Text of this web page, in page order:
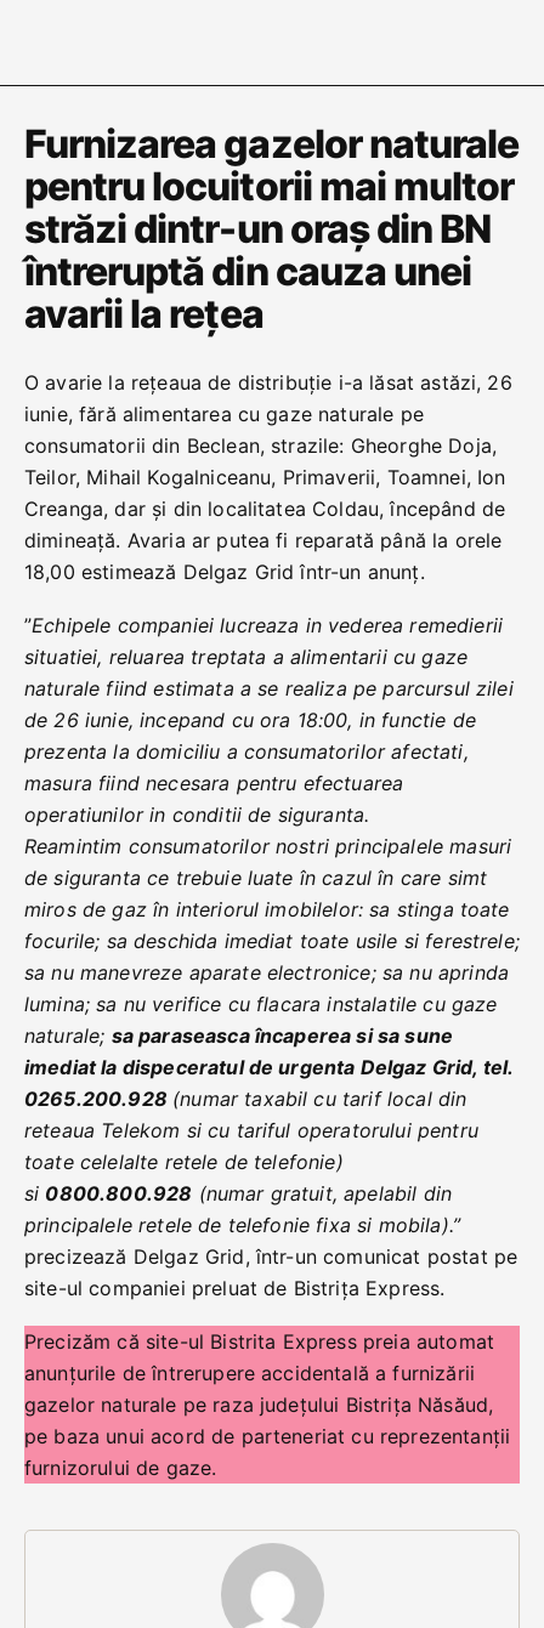
Furnizarea gazelor naturale
pentru locuitorii mai multor
străzi dintr-un oraș din BN
întreruptă din cauza unei
avarii la rețea
O avarie la rețeaua de distribuție i-a lăsat astăzi, 26
iunie, fără alimentarea cu gaze naturale pe
consumatorii din Beclean, strazile: Gheorghe Doja,
Teilor, Mihail Kogalniceanu, Primaverii, Toamnei, Ion
Creanga, dar și din localitatea Coldau, începând de
dimineață. Avaria ar putea fi reparată până la orele
18,00 estimează Delgaz Grid într-un anunț.
”Echipele companiei lucreaza in vederea remedierii
situatiei, reluarea treptata a alimentarii cu gaze
naturale fiind estimata a se realiza pe parcursul zilei
de 26 iunie, incepand cu ora 18:00, in functie de
prezenta la domiciliu a consumatorilor afectati,
masura fiind necesara pentru efectuarea
operatiunilor in conditii de siguranta.
Reamintim consumatorilor nostri principalele masuri
de siguranta ce trebuie luate în cazul în care simt
miros de gaz în interiorul imobilelor: sa stinga toate
focurile; sa deschida imediat toate usile si ferestrele;
sa nu manevreze aparate electronice; sa nu aprinda
lumina; sa nu verifice cu flacara instalatile cu gaze
naturale; sa paraseasca încaperea si sa sune
imediat la dispeceratul de urgenta Delgaz Grid, tel.
0265.200.928 (numar taxabil cu tarif local din
reteaua Telekom si cu tariful operatorului pentru
toate celelalte retele de telefonie)
si 0800.800.928 (numar gratuit, apelabil din
principalele retele de telefonie fixa si mobila).”
precizează Delgaz Grid, într-un comunicat postat pe
site-ul companiei preluat de Bistrița Express.
Precizăm că site-ul Bistrita Express preia automat
anunțurile de întrerupere accidentală a furnizării
gazelor naturale pe raza județului Bistrița Năsăud,
pe baza unui acord de parteneriat cu reprezentanții
furnizorului de gaze.